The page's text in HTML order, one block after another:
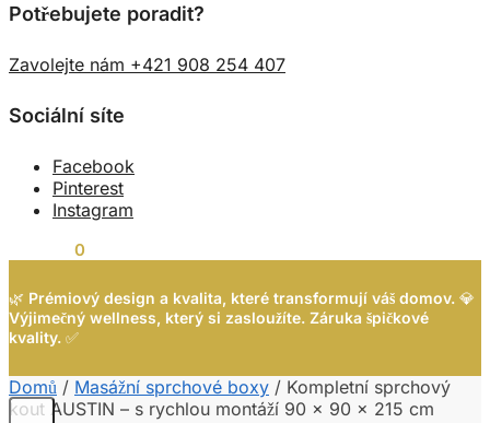
Potřebujete poradit?
Zavolejte nám +421 908 254 407
Sociální síte
Facebook
Pinterest
Instagram
0
🌿 Prémiový design a kvalita, které transformují váš domov. 💎
Výjimečný wellness, který si zasloužíte. Záruka špičkové
kvality. ✅
Domů / Masážní sprchové boxy / Kompletní sprchový
kout AUSTIN – s rychlou montáží 90 x 90 x 215 cm